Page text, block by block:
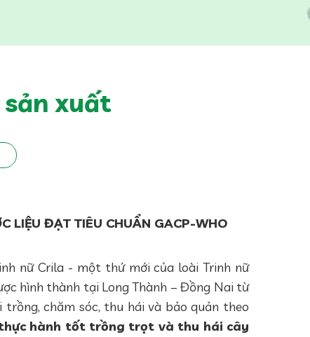
xuất
LIỆU ĐẠT TIÊU CHUẨN GACP-WHO
nữ Crila - một thứ mới của loài Trinh nữ
hình thành tại Long Thành – Đồng Nai từ
trồng, chăm sóc, thu hái và bảo quản theo
hành tốt trồng trọt và thu hái cây